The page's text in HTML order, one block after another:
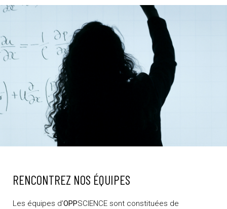
RENCONTREZ NOS ÉQUIPES
Les équipes d’OPPSCIENCE sont constituées de